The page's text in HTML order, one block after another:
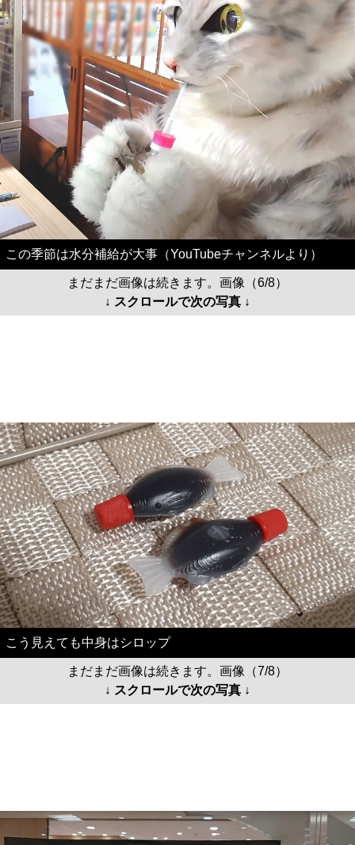
この季節は水分補給が大事（YouTubeチャンネルより）
まだまだ画像は続きます。画像（6/8）
↓ スクロールで次の写真 ↓
こう見えても中身はシロップ
まだまだ画像は続きます。画像（7/8）
↓ スクロールで次の写真 ↓